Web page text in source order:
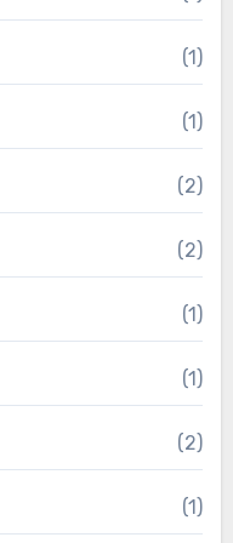
(1)
(1)
(2)
(2)
(1)
(1)
(2)
(1)